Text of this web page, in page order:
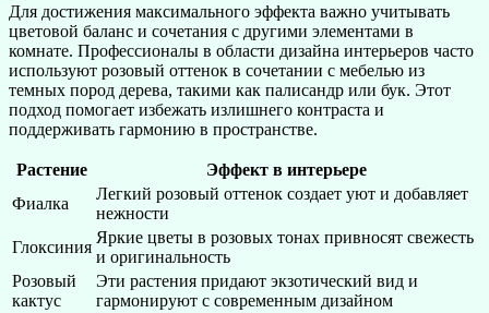
Для достижения максимального эффекта важно учитывать
цветовой баланс и сочетания с другими элементами в
комнате. Профессионалы в области дизайна интерьеров часто
используют розовый оттенок в сочетании с мебелью из
темных пород дерева, такими как палисандр или бук. Этот
подход помогает избежать излишнего контраста и
поддерживать гармонию в пространстве.
Растение
Эффект в интерьере
Фиалка
Легкий розовый оттенок создает уют и добавляет
нежности
Глоксиния
Яркие цветы в розовых тонах привносят свежесть
и оригинальность
Розовый
кактус
Эти растения придают экзотический вид и
гармонируют с современным дизайном